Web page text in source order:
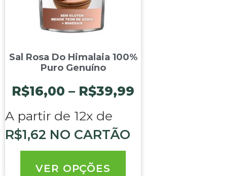
Sal Rosa Do Himalaia 100%
Puro Genuíno
R$16,00 – R$39,99
A partir de 12x de
R$1,62 NO CARTÃO
VER OPÇÕES